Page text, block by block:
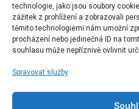
technologie, jako jsou soubory
zážitek z prohlížení a zobrazovali
těmito technologiemi nám umožní
procházení nebo jedinečná ID na
souhlasu může nepříznivě ovlivnit
Spravovat služby